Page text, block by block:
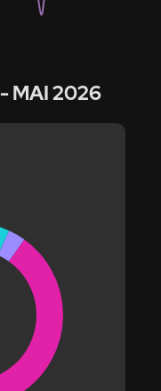
- MAI 2026